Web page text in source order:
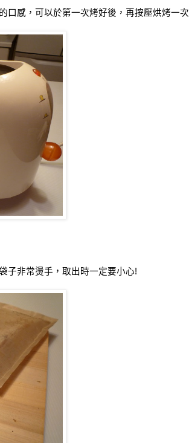
口感，可以於第一次烤好後，再按壓烘烤一次
子非常燙手，取出時一定要小心!